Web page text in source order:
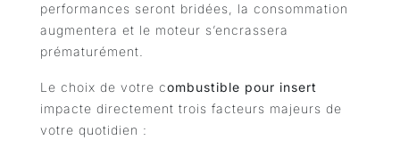
performances seront bridées, la consommation
augmentera et le moteur s’encrassera
prématurément.
Le choix de votre combustible pour insert
impacte directement trois facteurs majeurs de
votre quotidien :